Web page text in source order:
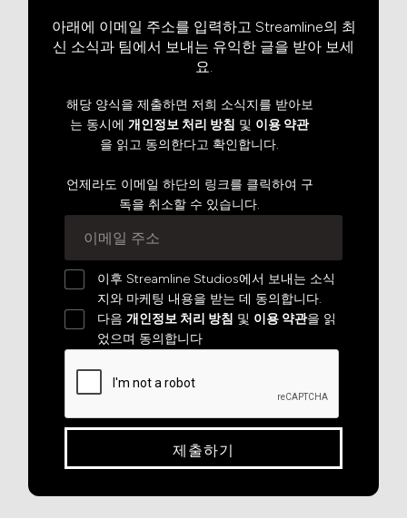
아래에 이메일 주소를 입력하고 Streamline의 최
신 소식과 팀에서 보내는 유익한 글을 받아 보세
요.
해당 양식을 제출하면 저희 소식지를 받아보
는 동시에개인정보 처리 방침 및 이용 약관
을 읽고 동의한다고 확인합니다.
언제라도 이메일 하단의 링크를 클릭하여 구
독을 취소할 수 있습니다.
이후 Streamline Studios에서 보내는 소식
지와 마케팅 내용을 받는 데 동의합니다.
다음개인정보 처리 방침 및 이용 약관을 읽
었으며 동의합니다